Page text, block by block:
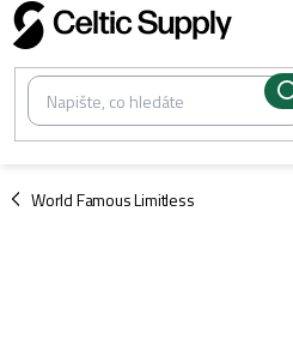
Přejít
na
obsah
World Famous Limitless
/